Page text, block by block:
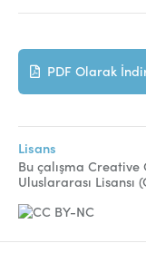
PDF Olarak
Lisans
Bu çalışma
Uluslararası Lisansı